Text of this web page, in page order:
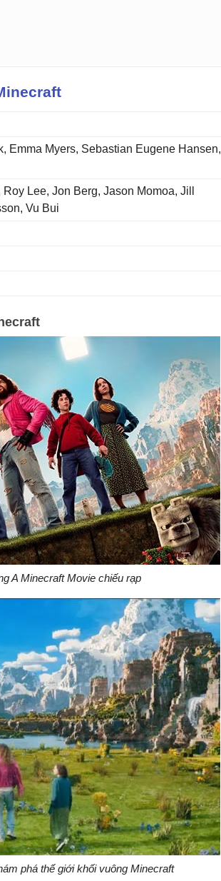
Emma Myers, Sebastian Eugene Hansen,
Lee, Jon Berg, Jason Momoa, Jill
Vu Bui
A Minecraft Movie chiếu rạp
phá thế giới khối vuông Minecraft